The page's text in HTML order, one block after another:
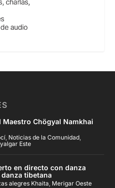
Chögyal Namkhai
, Noticias de la Comunidad,
Este
en directo con danza
tibetana
alegres Khaita, Merigar Oeste